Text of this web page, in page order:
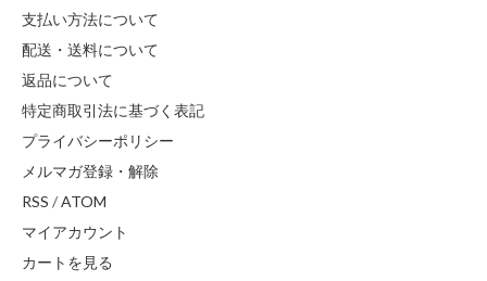
支払い方法について
配送・送料について
返品について
特定商取引法に基づく表記
プライバシーポリシー
メルマガ登録・解除
RSS /ATOM
マイアカウント
カートを見る